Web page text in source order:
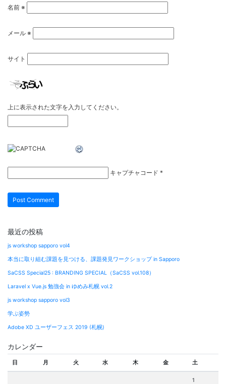
名前 ※
メール ※
サイト
上に表示された文字を入力してください。
キャプチャコード *
最近の投稿
js workshop sapporo vol4
本当に取り組む課題を見つける、課題発見ワークショップ in Sapporo
SaCSS Special25 : BRANDING SPECIAL（SaCSS vol.108）
Laravel x Vue.js 勉強会 in ゆめみ札幌 vol.2
js workshop sapporo vol3
学ぶ姿勢
Adobe XD ユーザーフェス 2019 (札幌)
カレンダー
日 月 火 水 木 金 土
1